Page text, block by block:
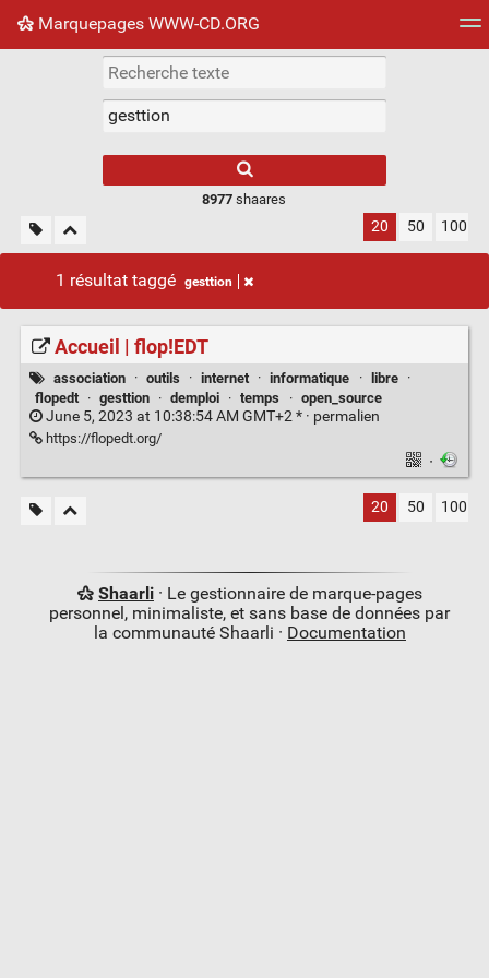
Marquepages WWW-CD.ORG
Nuage de tags Mur d'images
8977 shaares
20 50 100
1 résultat taggé gesttion
Accueil | flop!EDT
association · outils · internet · informatique · libre
·
flopedt
· gesttion · demploi · temps · open_source
June 5, 2023 at 10:38:54 AM GMT+2 * · permalien
https://flopedt.org/
·
20 50 100
Shaarli· Le gestionnaire de marque-pages
personnel, minimaliste, et sans base de données par
la communauté Shaarli · Documentation